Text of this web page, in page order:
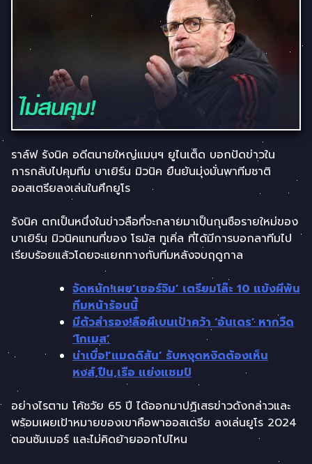
ราล์ฟ รังนิค อดีตนายใหญ่แมนฯ ยูไนเต็ด บอกปัดข่าวใน
การกลับไปคุมทีม บาเยิร์น มิวนิค ยืนยันมุ่งมั่นพาทีมชาติ
ออสเตรียลงเล่นในศึกยูโร
รังนิค ตกเป็นหนึ่งในข่าวลือที่จะกลายมาเป็นกุนซือรายใหม่ของ
บาเยิร์น มิวนิคแทนที่ของ โธมัส ทูเคิ่ล ที่ได้มีการบอกลาทีมไป
เรียบร้อยแล้วโดยจะแยกทางกับทีมหลังจบฤดูกาล
จัดหนัก!เผย’เซอร์จิม’ เตรียมโล๊ะ 10 แข้งผีพ้น
ทีมหน้าร้อนนี้
มีตัวสำรอง!ลือผีเบนเป้าคว้า ‘อันเดร’ หากวืด
‘โกเมส’
น่าเบื่อ!’แมดดิสัน’ รับหงุดหงิดต้องเห็น
หงส์,ปืน,เรือ แย่งแชมป์
อย่างไรตาม โค้ชวัย 65 ปี ได้ออกมาปฏิเสธข่าวดังกล่าวและ
พร้อมเผยเป้าหมายของเขาคือพาออสเตรีย ลงเล่นยูโร 2024
ตอนซัมเมอร์ และไม่คิดย้ายออกไปไหน